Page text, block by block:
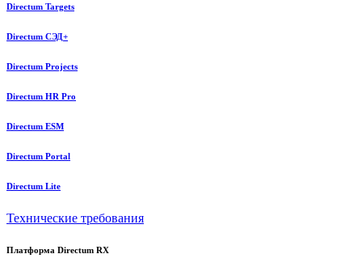
Directum Targets
Directum СЭД+
Directum Projects
Directum HR Pro
Directum ESM
Directum Portal
Directum Lite
Технические требования
Платформа Directum RX